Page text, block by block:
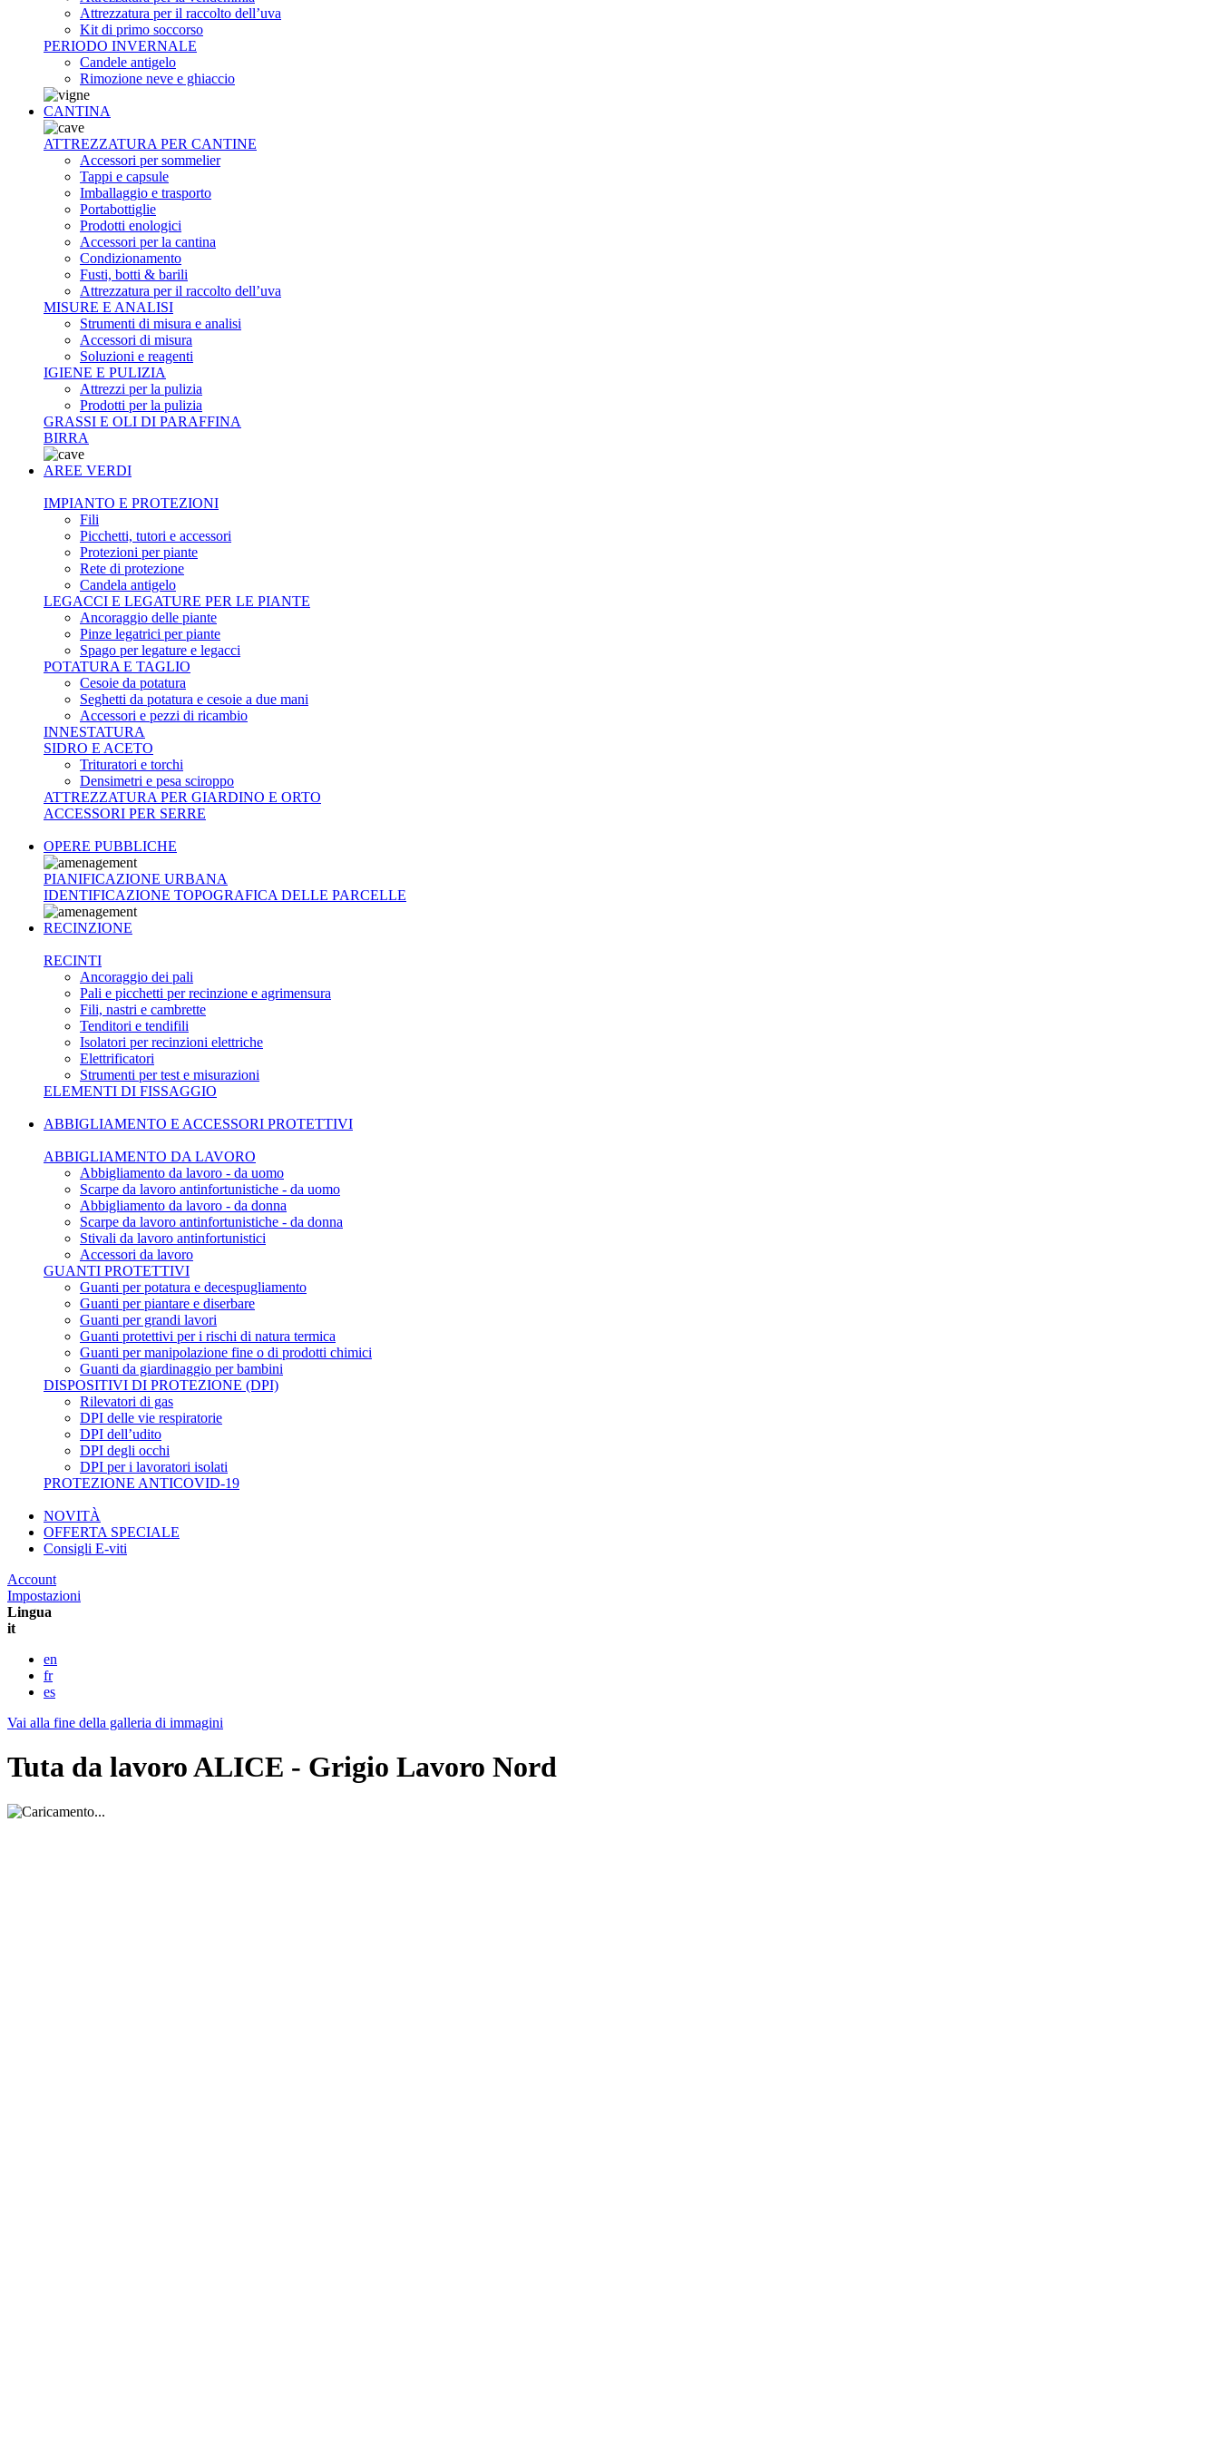
Attrezzatura per il raccolto dell’uva
Kit di primo soccorso
PERIODO INVERNALE
Candele antigelo
Rimozione neve e ghiaccio
CANTINA
ATTREZZATURA PER CANTINE
Accessori per sommelier
Tappi e capsule
Imballaggio e trasporto
Portabottiglie
Prodotti enologici
Accessori per la cantina
Condizionamento
Fusti, botti & barili
Attrezzatura per il raccolto dell’uva
MISURE E ANALISI
Strumenti di misura e analisi
Accessori di misura
Soluzioni e reagenti
IGIENE E PULIZIA
Attrezzi per la pulizia
Prodotti per la pulizia
GRASSI E OLI DI PARAFFINA
BIRRA
AREE VERDI
IMPIANTO E PROTEZIONI
Fili
Picchetti, tutori e accessori
Protezioni per piante
Rete di protezione
Candela antigelo
LEGACCI E LEGATURE PER LE PIANTE
Ancoraggio delle piante
Pinze legatrici per piante
Spago per legature e legacci
POTATURA E TAGLIO
Cesoie da potatura
Seghetti da potatura e cesoie a due mani
Accessori e pezzi di ricambio
INNESTATURA
SIDRO E ACETO
Trituratori e torchi
Densimetri e pesa sciroppo
ATTREZZATURA PER GIARDINO E ORTO
ACCESSORI PER SERRE
OPERE PUBBLICHE
PIANIFICAZIONE URBANA
IDENTIFICAZIONE TOPOGRAFICA DELLE PARCELLE
RECINZIONE
RECINTI
Ancoraggio dei pali
Pali e picchetti per recinzione e agrimensura
Fili, nastri e cambrette
Tenditori e tendifili
Isolatori per recinzioni elettriche
Elettrificatori
Strumenti per test e misurazioni
ELEMENTI DI FISSAGGIO
ABBIGLIAMENTO E ACCESSORI PROTETTIVI
ABBIGLIAMENTO DA LAVORO
Abbigliamento da lavoro - da uomo
Scarpe da lavoro antinfortunistiche - da uomo
Abbigliamento da lavoro - da donna
Scarpe da lavoro antinfortunistiche - da donna
Stivali da lavoro antinfortunistici
Accessori da lavoro
GUANTI PROTETTIVI
Guanti per potatura e decespugliamento
Guanti per piantare e diserbare
Guanti per grandi lavori
Guanti protettivi per i rischi di natura termica
Guanti per manipolazione fine o di prodotti chimici
Guanti da giardinaggio per bambini
DISPOSITIVI DI PROTEZIONE (DPI)
Rilevatori di gas
DPI delle vie respiratorie
DPI dell’udito
DPI degli occhi
DPI per i lavoratori isolati
PROTEZIONE ANTICOVID-19
NOVITÀ
OFFERTA SPECIALE
Consigli E-viti
Account
Impostazioni
Lingua
it
en
fr
es
Vai alla fine della galleria di immagini
Tuta da lavoro ALICE - Grigio Lavoro Nord